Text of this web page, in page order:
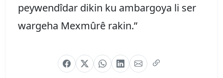
peywendîdar dikin ku ambargoya li ser
wargeha Mexmûrê rakin.”